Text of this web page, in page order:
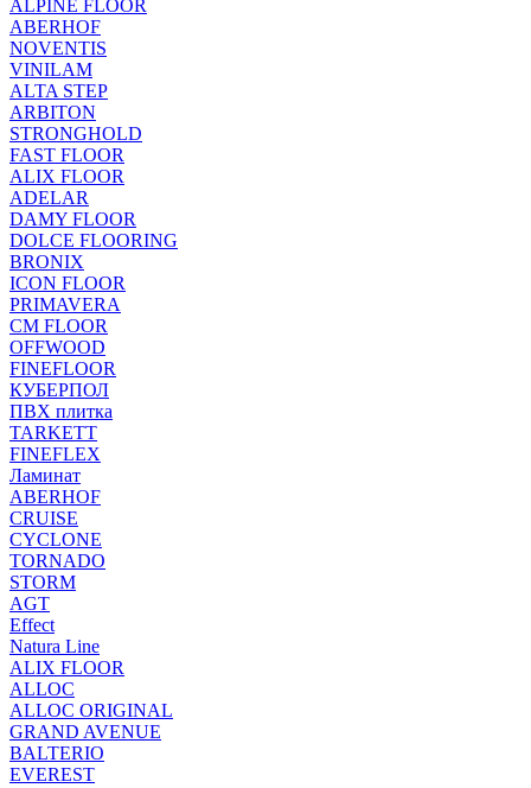
ALPINE FLOOR
ABERHOF
NOVENTIS
VINILAM
ALTA STEP
ARBITON
STRONGHOLD
FAST FLOOR
ALIX FLOOR
ADELAR
DAMY FLOOR
DOLCE FLOORING
BRONIX
ICON FLOOR
PRIMAVERA
CM FLOOR
OFFWOOD
FINEFLOOR
КУБЕРПОЛ
ПВХ плитка
TARKETT
FINEFLEX
Ламинат
ABERHOF
CRUISE
CYCLONE
TORNADO
STORM
AGT
Effect
Natura Line
ALIX FLOOR
ALLOC
ALLOC ORIGINAL
GRAND AVENUE
BALTERIO
EVEREST